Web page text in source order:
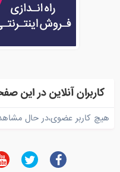
کاربران آنلاین در این
هیچ کاربر عضوی،در حال